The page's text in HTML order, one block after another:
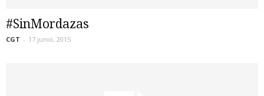
#SinMordazas
CGT - 17 junio, 2015